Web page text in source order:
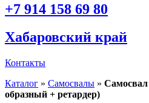
+7 914 158 69 80
Хабаровский край
Контакты
Каталог » Самосвалы »
образный + ретардер)